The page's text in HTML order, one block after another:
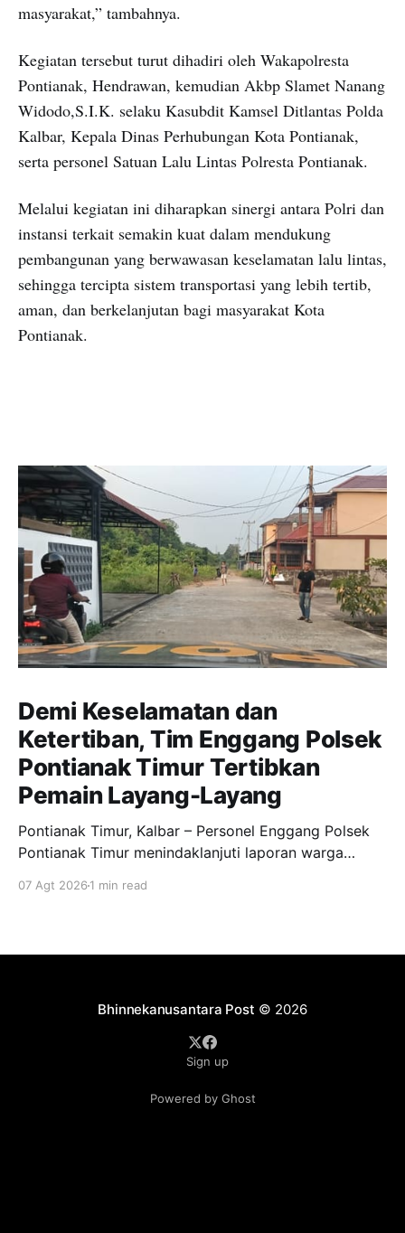
masyarakat,” tambahnya.
Kegiatan tersebut turut dihadiri oleh Wakapolresta
Pontianak, Hendrawan, kemudian Akbp Slamet Nanang
Widodo,S.I.K. selaku Kasubdit Kamsel Ditlantas Polda
Kalbar, Kepala Dinas Perhubungan Kota Pontianak,
serta personel Satuan Lalu Lintas Polresta Pontianak.
Melalui kegiatan ini diharapkan sinergi antara Polri dan
instansi terkait semakin kuat dalam mendukung
pembangunan yang berwawasan keselamatan lalu lintas,
sehingga tercipta sistem transportasi yang lebih tertib,
aman, dan berkelanjutan bagi masyarakat Kota
Pontianak.
Demi Keselamatan dan
Ketertiban, Tim Enggang Polsek
Pontianak Timur Tertibkan
Pemain Layang-Layang
Pontianak Timur, Kalbar – Personel Enggang Polsek
Pontianak Timur menindaklanjuti laporan warga
Kompleks Darussalam Permai, Pontianak Timur.
sekitar. Petugas kemudian
07 Agt 2026 1 min read
Bhinnekanusantara Post © 2026
Sign up
Powered by Ghost